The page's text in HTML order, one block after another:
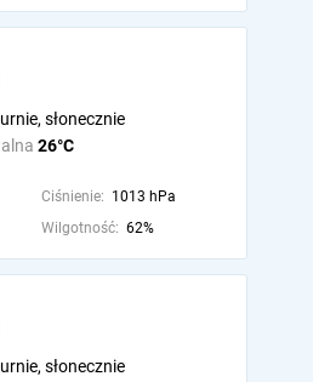
26°C
słonecznie
Ciśnienie: 1013 hPa
Wilgotność: 62%
słonecznie